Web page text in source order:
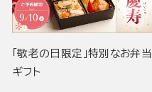
「敬老の日限定」特別なお弁当
ギフト